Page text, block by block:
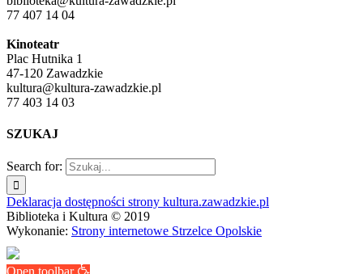
77 407 14 04
Kinoteatr
Plac Hutnika 1
47-120 Zawadzkie
kultura@kultura-zawadzkie.pl
77 403 14 03
SZUKAJ
Search for:
Deklaracja dostępności strony kultura.zawadzkie.pl
Biblioteka i Kultura © 2019
Wykonanie: Strony internetowe Strzelce Opolskie